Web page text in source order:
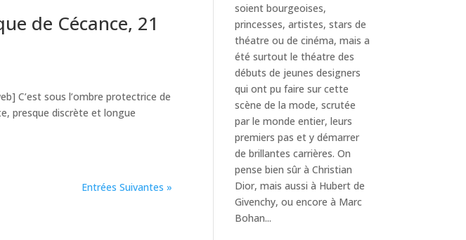
de Cécance, 21
C’est sous l’ombre protectrice de
presque discrète et longue
Entrées Suivantes »
soient bourgeoises,
princesses, artistes, stars de
théatre ou de cinéma, mais a
été surtout le théatre des
débuts de jeunes designers
qui ont pu faire sur cette
scène de la mode, scrutée
par le monde entier, leurs
premiers pas et y démarrer
de brillantes carrières. On
pense bien sûr à Christian
Dior, mais aussi à Hubert de
Givenchy, ou encore à Marc
Bohan...